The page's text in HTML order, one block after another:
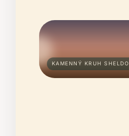
KAMENNÝ KRUH